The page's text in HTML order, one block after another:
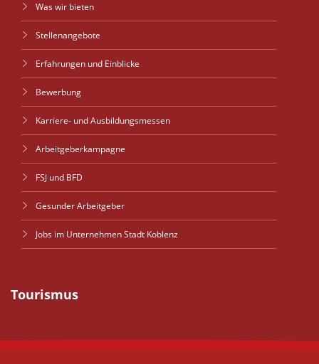
Was wir bieten
Stellenangebote
Erfahrungen und Einblicke
Bewerbung
Karriere- und Ausbildungsmessen
Arbeitgeberkampagne
FSJ und BFD
Gesunder Arbeitgeber
Jobs im Unternehmen Stadt Koblenz
Tourismus